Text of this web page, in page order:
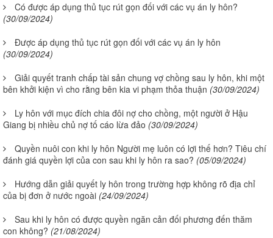
Có được áp dụng thủ tục rút gọn đối với các vụ án ly hôn?
(30/09/2024)
Được áp dụng thủ tục rút gọn đối với các vụ án ly hôn
(30/09/2024)
Giải quyết tranh chấp tài sản chung vợ chồng sau ly hôn, khi một
bên khởi kiện vì cho rằng bên kia vi phạm thỏa thuận (30/09/2024)
Ly hôn với mục đích chia đôi nợ cho chồng, một người ở Hậu
Giang bị nhiều chủ nợ tố cáo lừa đảo (30/09/2024)
Quyền nuôi con khi ly hôn Người mẹ luôn có lợi thế hơn? Tiêu chí
đánh giá quyền lợi của con sau khi ly hôn ra sao? (05/09/2024)
Hướng dẫn giải quyết ly hôn trong trường hợp không rõ địa chỉ
của bị đơn ở nước ngoài (24/09/2024)
Sau khi ly hôn có được quyền ngăn cản đối phương đến thăm
con không? (21/08/2024)